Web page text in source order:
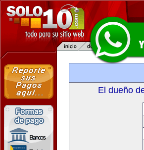
El dueño